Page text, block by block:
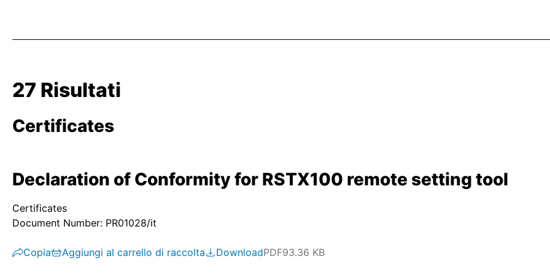
27 Risultati
Certificates
Declaration of Conformity for RSTX100 remote setting tool
Certificates
Document Number: PR01028/it
Copia Aggiungi al carrello di raccolta DownloadPDF93.36 KB